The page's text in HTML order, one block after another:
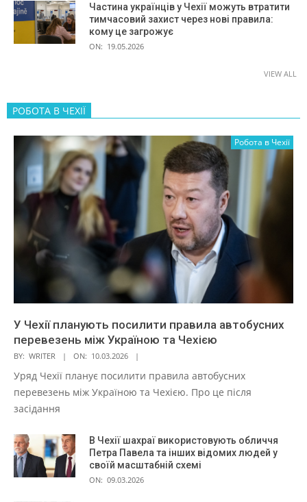
Частина українців у Чехії можуть втратити
тимчасовий захист через нові правила:
кому це загрожує
ON: 19.05.2026
VIEW ALL
РОБОТА В ЧЕХІЇ
Робота в Чехії
У Чехії планують посилити правила автобусних
перевезень між Україною та Чехією
BY: WRITER ON: 10.03.2026
Уряд Чехії планує посилити правила автобусних
перевезень між Україною та Чехією. Про це після
засідання
В Чехії шахраї використовують обличчя
Петра Павела та інших відомих людей у
своїй масштабній схемі
ON: 09.03.2026